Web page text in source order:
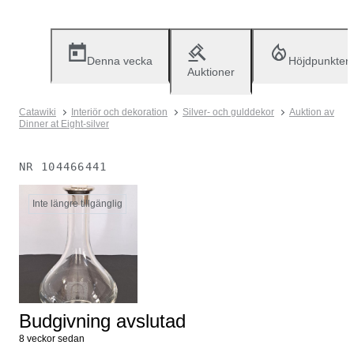
Denna vecka
Auktioner
Höjdpunkter
Catawiki Interiör och dekoration Silver- och gulddekor
Auktion av
Dinner at Eight-silver
NR 104466441
Inte längre tillgänglig
Budgivning avslutad
8 veckor sedan